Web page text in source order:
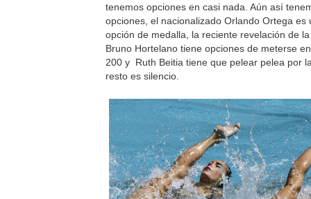
tenemos opciones en casi nada. Aún así
opciones, el nacionalizado Orlando Ortega es
opción de medalla, la reciente revelación de
Bruno Hortelano tiene opciones de meterse
200 y Ruth Beitia tiene que pelear pelea por
resto es silencio.